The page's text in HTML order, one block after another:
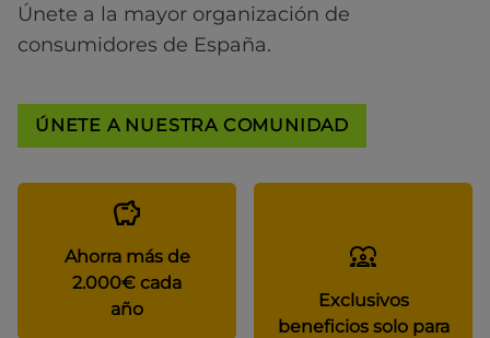
Únete a la mayor organización de
consumidores de España.
ÚNETE A NUESTRA COMUNIDAD
Ahorra más de
2.000€ cada
año
Exclusivos
beneficios solo para